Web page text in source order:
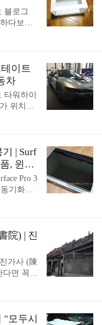
이 되니
컷. 너무
니 셔
블로그
다보면
건 당연
하기에
드락을
한 우드
리고 상
기의 기
들었
시작합
이트
차
워하이
위치해
26일
다 가까
고 '우와'
딱 !!!디
리에 돌
니다. 아
문이 위
없었습
| Surf
, 윈도
Pro 3
기화까
번 했었
소프트
| 가벼
에 이슈가
을 받아
. 마이
는 깔
院) | 진
가사 (陳
다면 꼭
Chen C
중대사
"모두시